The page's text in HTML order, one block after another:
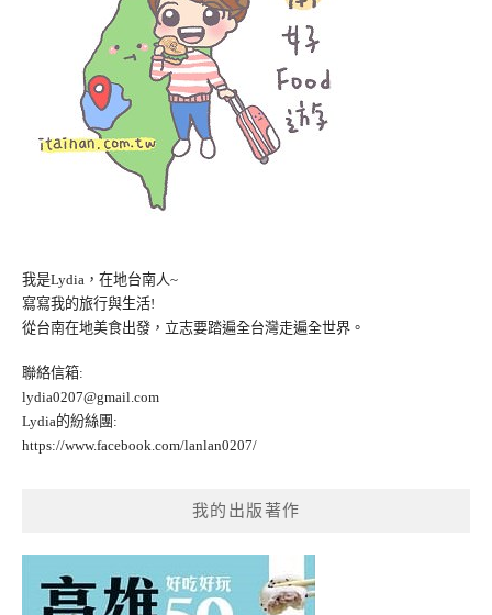
我是Lydia，在地台南人~
寫寫我的旅行與生活!
從台南在地美食出發，立志要踏遍全台灣走遍全世界。
聯絡信箱:
lydia0207@gmail.com
Lydia的紛絲團:
https://www.facebook.com/lanlan0207/
我的出版著作